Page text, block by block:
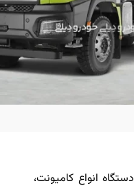
طبق آمار وزارت صنعت، معدن و تجارت، در ۱۱ ماه نخست ۱۴۰۲ روی هم رفته ۳۳.۶۹۲ دستگاه انواع کامیونت،